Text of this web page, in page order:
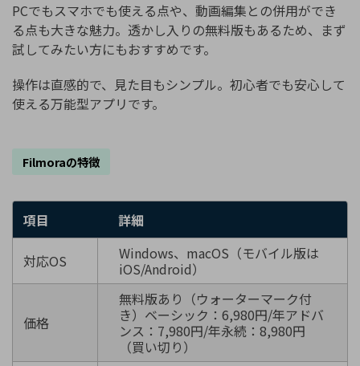
PCでもスマホでも使える点や、動画編集との併用ができ
る点も大きな魅力。透かし入りの無料版もあるため、まず
試してみたい方にもおすすめです。
操作は直感的で、見た目もシンプル。初心者でも安心して
使える万能型アプリです。
Filmoraの特徴
項目 詳細
対応OS
Windows、macOS（モバイル版は
iOS/Android）
価格
無料版あり（ウォーターマーク付
き）ベーシック：6,980円/年アドバ
ンス：7,980円/年永続：8,980円
（買い切り）